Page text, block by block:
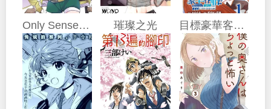
Only Sense Online 璀璨之光 目標豪華客船!! 運用船召喚技能，在異世界開啟奢華生活